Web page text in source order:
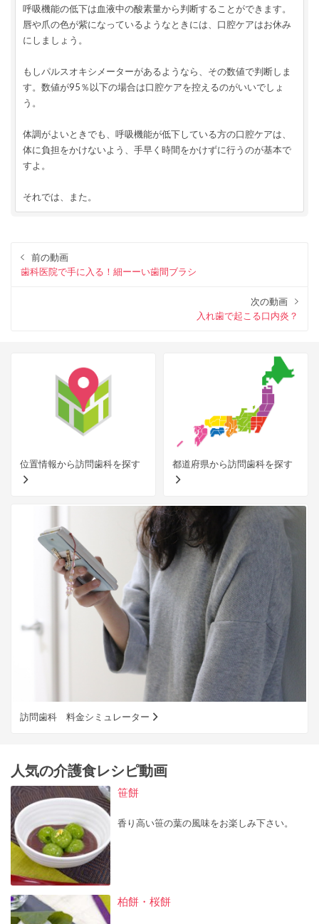
呼吸機能の低下は血液中の酸素量から判断することができます。
唇や爪の色が紫になっているようなときには、口腔ケアはお休み
にしましょう。
もしパルスオキシメーターがあるようなら、その数値で判断しま
す。数値が95％以下の場合は口腔ケアを控えるのがいいでしょ
う。
体調がよいときでも、呼吸機能が低下している方の口腔ケアは、
体に負担をかけないよう、手早く時間をかけずに行うのが基本で
すよ。
それでは、また。
前の動画
歯科医院で手に入る！細ーーい歯間ブラシ
次の動画
入れ歯で起こる口内炎？
位置情報から訪問歯科を探す 都道府県から訪問歯科を探す
訪問歯科 料金シミュレーター
人気の介護食レシピ動画
笹餅
香り高い笹の葉の風味をお楽しみ下さい。
柏餅・桜餅